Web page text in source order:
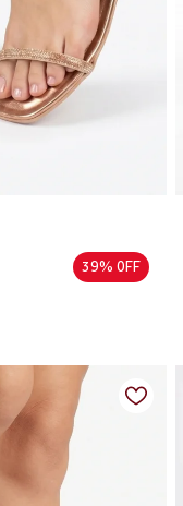
39% 0FF